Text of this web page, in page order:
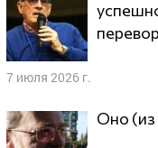
7 июля 2026 г.
Оно